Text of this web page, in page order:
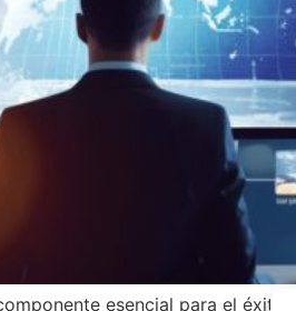
esencial para el éxito